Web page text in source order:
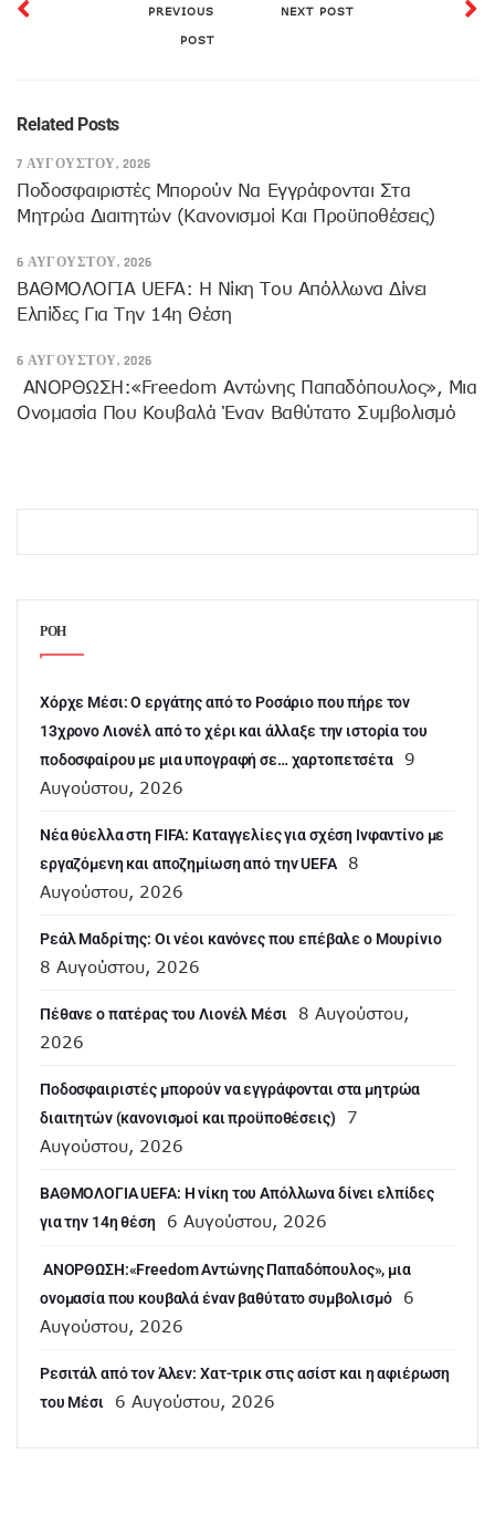
PREVIOUS
POST
NEXT POST
Related Posts
7 ΑΥΓΟΎΣΤΟΥ, 2026
Ποδοσφαιριστές Μπορούν Να Εγγράφονται Στα
Μητρώα Διαιτητών (κανονισμοί Και Προϋποθέσεις)
6 ΑΥΓΟΎΣΤΟΥ, 2026
ΒΑΘΜΟΛΟΓΙΑ UEFA: Η Νίκη Του Απόλλωνα Δίνει
Ελπίδες Για Την 14η Θέση
6 ΑΥΓΟΎΣΤΟΥ, 2026
ANOΡΘΩΣΗ:«Freedom Αντώνης Παπαδόπουλος», Μια
Ονομασία Που Κουβαλά Έναν Βαθύτατο Συμβολισμό
ΡΟΗ
Χόρχε Μέσι: Ο εργάτης από το Ροσάριο που πήρε τον
13χρονο Λιονέλ από το χέρι και άλλαξε την ιστορία του
ποδοσφαίρου με μια υπογραφή σε… χαρτοπετσέτα
9
Αυγούστου, 2026
Νέα θύελλα στη FIFA: Καταγγελίες για σχέση Ινφαντίνο με
εργαζόμενη και αποζημίωση από την UEFA
8
Αυγούστου, 2026
Ρεάλ Μαδρίτης: Οι νέοι κανόνες που επέβαλε ο Μουρίνιο
8 Αυγούστου, 2026
Πέθανε ο πατέρας του Λιονέλ Μέσι
8 Αυγούστου,
2026
Ποδοσφαιριστές μπορούν να εγγράφονται στα μητρώα
διαιτητών (κανονισμοί και προϋποθέσεις)
7
Αυγούστου, 2026
ΒΑΘΜΟΛΟΓΙΑ UEFA: Η νίκη του Απόλλωνα δίνει ελπίδες
για την 14η θέση
6 Αυγούστου, 2026
ANOΡΘΩΣΗ:«Freedom Αντώνης Παπαδόπουλος», μια
ονομασία που κουβαλά έναν βαθύτατο συμβολισμό
6
Αυγούστου, 2026
Ρεσιτάλ από τον Άλεν: Χατ-τρικ στις ασίστ και η αφιέρωση
του Μέσι
6 Αυγούστου, 2026